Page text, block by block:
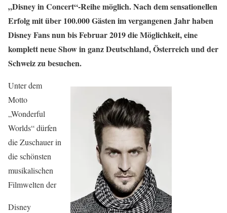
„Disney in Concert“-Reihe möglich. Nach dem sensationellen
Erfolg mit über 100.000 Gästen im vergangenen Jahr haben
Disney Fans nun bis Februar 2019 die Möglichkeit, eine
komplett neue Show in ganz Deutschland, Österreich und der
Schweiz zu besuchen.
Unter dem
Motto
„Wonderful
Worlds“ dürfen
die Zuschauer in
die schönsten
musikalischen
Filmwelten der
Disney